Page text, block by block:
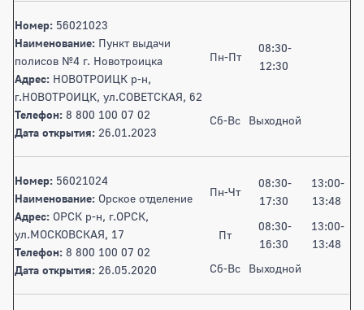
Номер: 56021023
Наименование: Пункт выдачи
полисов №4 г. Новотроицка
Адрес: НОВОТРОИЦК р-н,
г.НОВОТРОИЦК, ул.СОВЕТСКАЯ, 62
Телефон: 8 800 100 07 02
Дата открытия: 26.01.2023
Пн-Пт
08:30-
12:30
Сб-Вс Выходной
Номер: 56021024
Наименование: Орское отделение
Адрес: ОРСК р-н, г.ОРСК,
ул.МОСКОВСКАЯ, 17
Телефон: 8 800 100 07 02
Дата открытия: 26.05.2020
Пн-Чт
08:30-
17:30
13:00-
13:48
Пт
08:30-
16:30
13:00-
13:48
Сб-Вс
Выходной